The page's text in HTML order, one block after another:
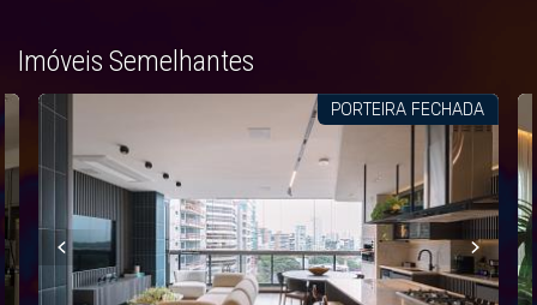
Imóveis Semelhantes